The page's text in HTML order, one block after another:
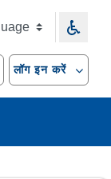
लॉग इन करें